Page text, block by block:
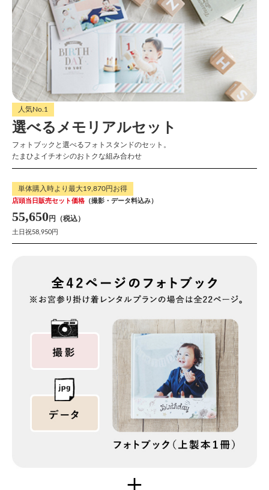
人気No.1
選べるメモリアルセット
フォトブックと選べるフォトスタンドのセット。
たまひよイチオシのおトクな組み合わせ
単体購入時より最大19,870円お得
店頭当日販売セット価格 （撮影・データ料込み）
55,650
土日祝58,950円